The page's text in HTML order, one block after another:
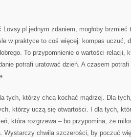
Lovsy.pl jednym zdaniem, mogłoby
w praktyce to coś więcej: kompas uczuć,
To przypomnienie o wartości relacji,
potrafi uratować dzień. A czasem
tych, którzy chcą kochać mądrzej. Dla
którzy uczą się otwartości. I dla tych,
która rozgrzewa – bo przypomina, że
Wystarczy chwila szczerości, by poczuć